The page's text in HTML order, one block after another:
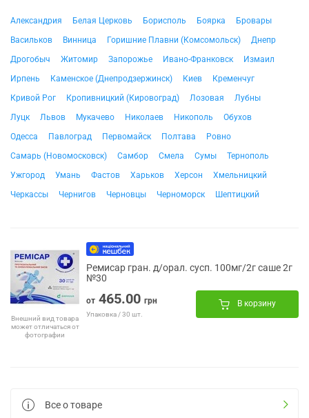
Александрия Белая Церковь Борисполь Боярка
Бровары
Васильков
Винница Горишние Плавни (Комсомольск)
Днепр
Дрогобыч
Житомир Запорожье Ивано-Франковск
Измаил
Ирпень
Каменское (Днепродзержинск) Киев
Кременчуг
Кривой Рог
Кропивницкий (Кировоград) Лозовая
Лубны
Луцк
Львов Мукачево Николаев Никополь
Обухов
Одесса
Павлоград Первомайск Полтава
Ровно
Самарь (Новомосковск)
Самбор Смела Сумы
Тернополь
Ужгород
Умань Фастов Харьков Херсон
Хмельницкий
Черкассы
Чернигов Черновцы Черноморск Шептицкий
Внешний вид товара
может отличаться от
фотографии
Ремисар гран. д/орал. сусп. 100мг/2г саше 2г
№30
от 465.00 грн
Упаковка / 30 шт.
В корзину
Все о товаре